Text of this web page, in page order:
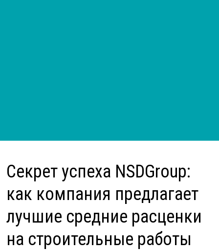
Секрет успеха NSDGroup:
как компания предлагает
лучшие средние расценки
на строительные работы